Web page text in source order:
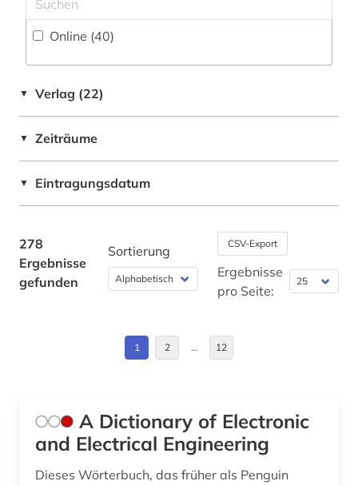
buchbestand (1)
cd-rom (1)
chemistry (1)
cloud computing (2)
cognitive neuroscience (1)
Online (40)
▼ Verlag (22)
▼ Zeiträume
▼ Eintragungsdatum
278
Ergebnisse
gefunden
Sortierung CSV-Export
Ergebnisse
pro Seite:
1 2 … 12
A Dictionary of Electronic
and Electrical Engineering
Dieses Wörterbuch, das früher als Penguin